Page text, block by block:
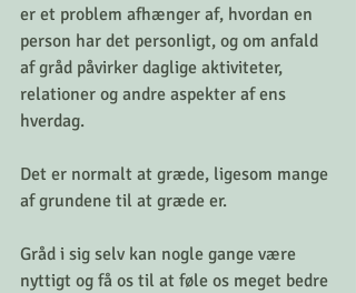
er et problem afhænger af, hvordan en
person har det personligt, og om anfald
af gråd påvirker daglige aktiviteter,
relationer og andre aspekter af ens
hverdag.
Det er normalt at græde, ligesom mange
af grundene til at græde er.
Gråd i sig selv kan nogle gange være
nyttigt og få os til at føle os meget bedre